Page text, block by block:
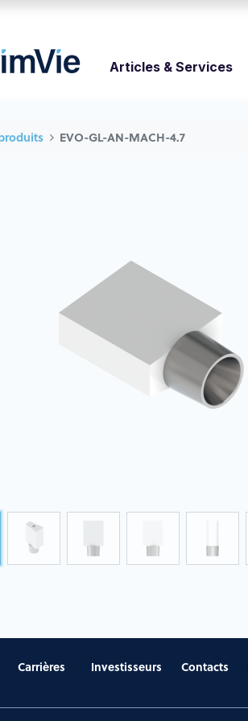
Articles & Services
EVO-GL-AN-MACH-4.7
Carrières Investisseurs Contacts